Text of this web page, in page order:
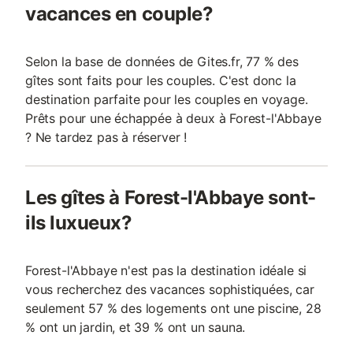
vacances en couple?
Selon la base de données de Gites.fr, 77 % des
gîtes sont faits pour les couples. C'est donc la
destination parfaite pour les couples en voyage.
Prêts pour une échappée à deux à Forest-l'Abbaye
? Ne tardez pas à réserver !
Les gîtes à Forest-l'Abbaye sont-
ils luxueux?
Forest-l'Abbaye n'est pas la destination idéale si
vous recherchez des vacances sophistiquées, car
seulement 57 % des logements ont une piscine, 28
% ont un jardin, et 39 % ont un sauna.